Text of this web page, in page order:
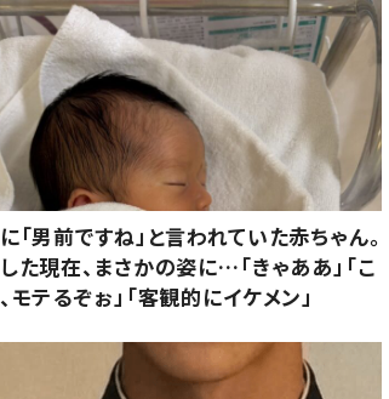
「男前ですね」と言われていた赤ちゃん。
た現在、まさかの姿に…「きゃああ」「こ
モテるぞぉ」「客観的にイケメン」